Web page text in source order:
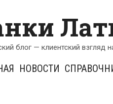
блог — клиентский взгляд
НОВОСТИ